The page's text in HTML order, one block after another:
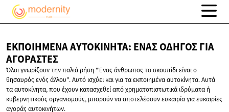
ΕΚΠΟΙΗΜΈΝΑ ΑΥΤΟΚΊΝΗΤΑ: ΈΝΑΣ ΟΔΗΓΌΣΓΙΑ
ΑΓΟΡΑΣΤΈΣ
Όλοι γνωρίζουν την παλιά ρήση "Ένας άνθρωπος το σκουπίδι είναι ο
θησαυρός ενός άλλου". Αυτό ισχύει και για τα εκποιημένα αυτοκίνητα. Αυτά
τα αυτοκίνητα, που έχουν κατασχεθεί από χρηματοπιστωτικά ιδρύματα ή
κυβερνητικούς οργανισμούς, μπορούν να αποτελέσουν ευκαιρία για ευκαιρίες
αγοράς αυτοκινήτων.